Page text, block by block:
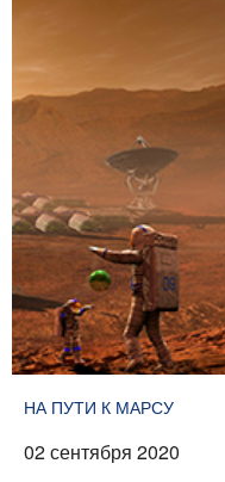
НА ПУТИ К МАРСУ
02 сентября 2020